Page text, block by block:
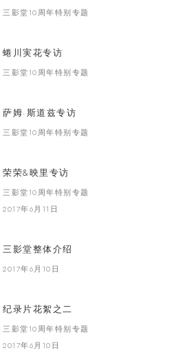
三影堂10周年特别专题
蜷川実花专访
三影堂10周年特别专题
萨姆·斯道兹专访
三影堂10周年特别专题
荣荣&映里专访
三影堂10周年特别专题
2017年6月11日
三影堂整体介绍
2017年6月10日
纪录片花絮之二
三影堂10周年特别专题
2017年6月10日